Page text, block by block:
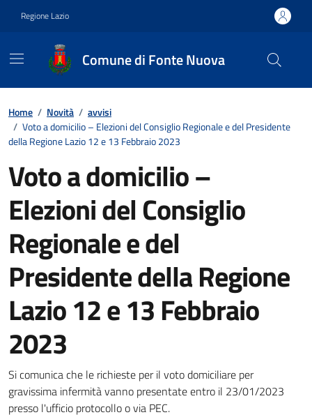
Regione Lazio
Comune di Fonte Nuova
Contenuti in evidenza
Home / Novità / avvisi
/ Voto a domicilio – Elezioni del Consiglio Regionale e del Presidente
della Regione Lazio 12 e 13 Febbraio 2023
Voto a domicilio –
Elezioni del Consiglio
Regionale e del
Presidente della Regione
Lazio 12 e 13 Febbraio
2023
Dettagli della notizia
Si comunica che le richieste per il voto domiciliare per
gravissima infermità vanno presentate entro il 23/01/2023
presso l'ufficio protocollo o via PEC.